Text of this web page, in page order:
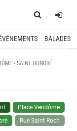
BALADES
- SAINT HONORÉ
Place Vendôme
Rue Saint Roch